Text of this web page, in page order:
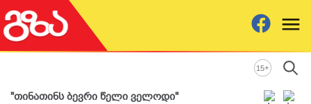
15+
"თინათინს ბევრი წელი ველოდი"